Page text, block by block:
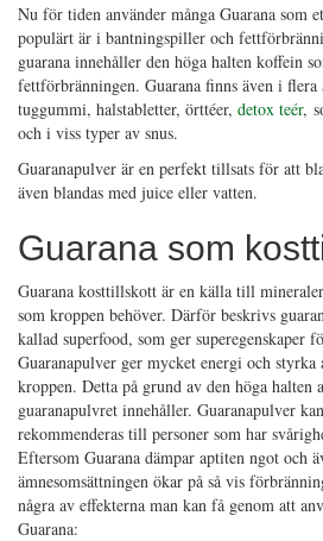
Nu för tiden använder många Guarana som
populärt är i bantningspiller och
guarana innehåller den höga halten koffein
fettförbränningen. Guarana finns även i flera
tuggummi, halstabletter, örttéer, detox teér,
och i viss typer av snus.
Guaranapulver är en perfekt tillsats för att
även blandas med juice eller vatten.
Guarana som
Guarana kosttillskott är en källa till
som kroppen behöver. Därför beskrivs
kallad superfood, som ger superegenskaper
Guaranapulver ger mycket energi och styrka
kroppen. Detta på grund av den höga halten
guaranapulvret innehåller. Guaranapulver
rekommenderas till personer som har
Eftersom Guarana dämpar aptiten ngot och
ämnesomsättningen ökar på så vis
några av effekterna man kan få genom att
Guarana: